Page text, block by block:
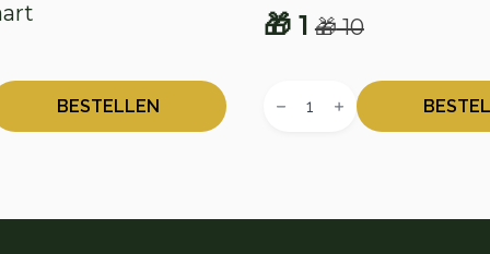
BESTELLEN
🎁10
Oorspronkelijke
was:
🎁1
Huidige
is:
Cadeaukaart